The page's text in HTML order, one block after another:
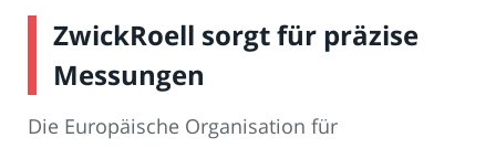
ZwickRoell sorgt für präzise
Messungen
Die Europäische Organisation für